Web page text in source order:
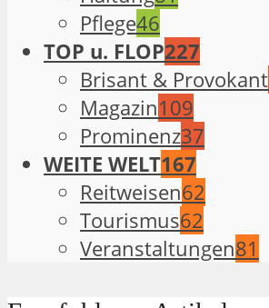
Pflege46
TOP u. FLOP227
Brisant & Provokant
Magazin109
Prominenz37
WEITE WELT167
Reitweisen62
Tourismus62
Veranstaltungen81